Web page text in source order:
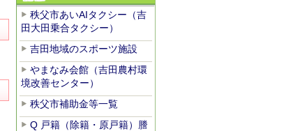
秩父市あいAIタクシー（吉
田大田乗合タクシー）
吉田地域のスポーツ施設
やまなみ会館（吉田農村環
境改善センター）
秩父市補助金等一覧
Q 戸籍（除籍・原戸籍）謄